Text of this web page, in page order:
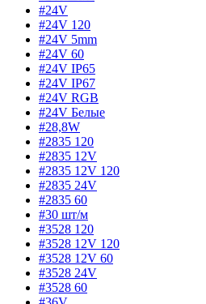
#24V
#24V 120
#24V 5mm
#24V 60
#24V IP65
#24V IP67
#24V RGB
#24V Белые
#28,8W
#2835 120
#2835 12V
#2835 12V 120
#2835 24V
#2835 60
#30 шт/м
#3528 120
#3528 12V 120
#3528 12V 60
#3528 24V
#3528 60